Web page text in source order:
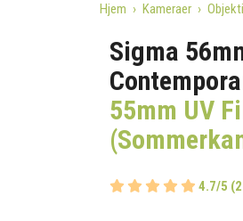
Hjem Kameraer
Sigma
55mm UV
4.7/5